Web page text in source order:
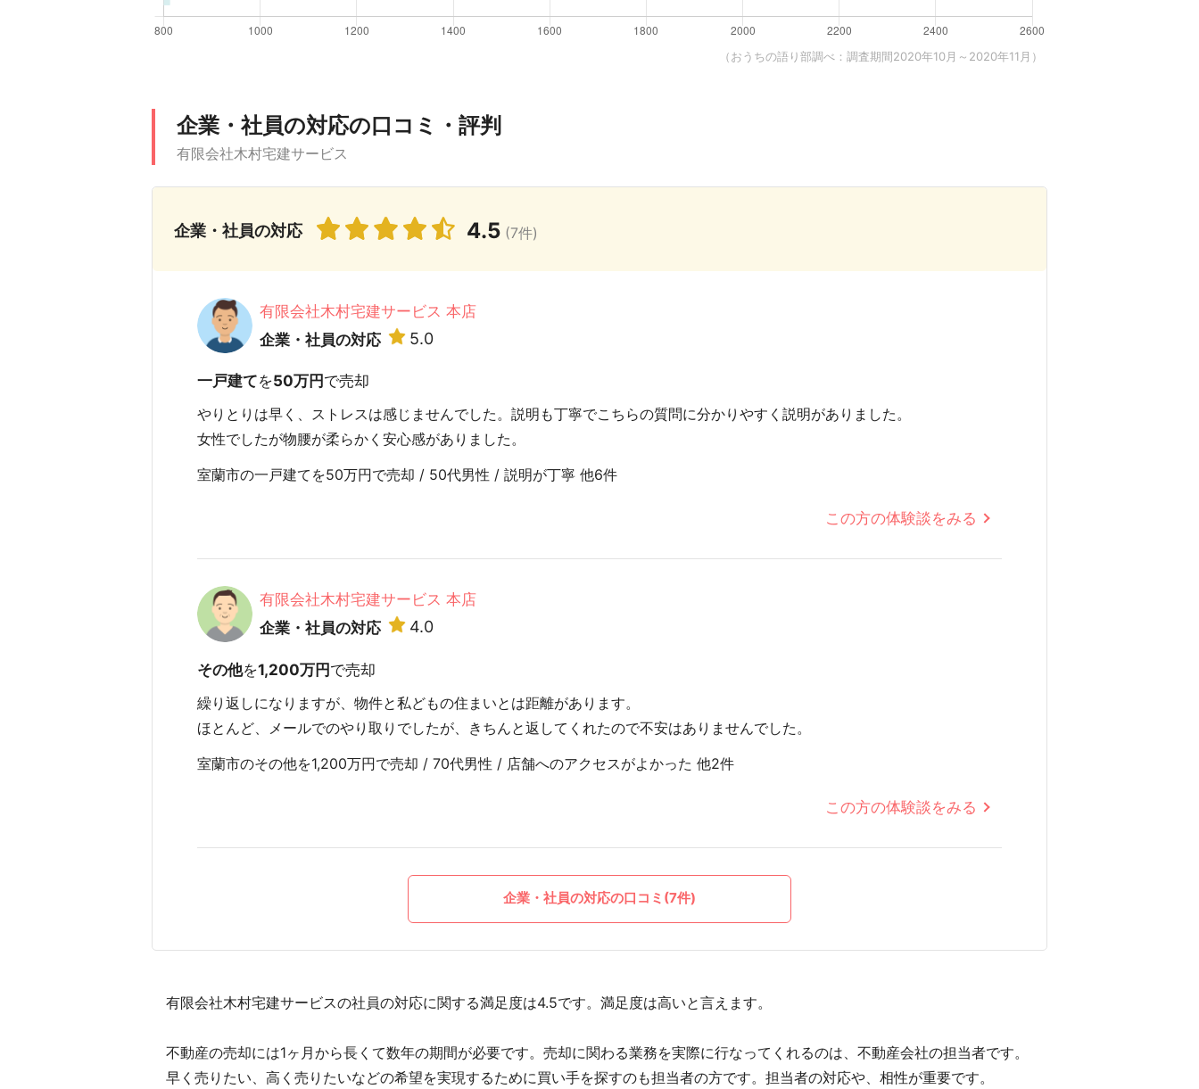
（おうちの語り部調べ：調査期間2020年10月～2020年11月）
企業・社員の対応の口コミ・評判
有限会社木村宅建サービス
企業・社員の対応 4.5 (7件)
有限会社木村宅建サービス 本店
企業・社員の対応
5.0
一戸建てを50万円 で売却
やりとりは早く、ストレスは感じませんでした。説明も丁寧でこちらの質問に分かりやすく説明がありました。
女性でしたが物腰が柔らかく安心感がありました。
室蘭市の一戸建てを50万円で売却 / 50代男性 / 説明が丁寧 他6件
この方の体験談をみる
有限会社木村宅建サービス 本店
企業・社員の対応
4.0
その他を1,200万円で売却
繰り返しになりますが、物件と私どもの住まいとは距離があります。
ほとんど、メールでのやり取りでしたが、きちんと返してくれたので不安はありませんでした。
室蘭市のその他を1,200万円で売却 / 70代男性 / 店舗へのアクセスがよかった 他2件
この方の体験談をみる
企業・社員の対応の口コミ(7件)
有限会社木村宅建サービスの社員の対応に関する満足度は4.5です。満足度は高いと言えます。
不動産の売却には1ヶ月から長くて数年の期間が必要です。売却に関わる業務を実際に行なってくれるのは、不動産会社の担当者です。
早く売りたい、高く売りたいなどの希望を実現するために買い手を探すのも担当者の方です。担当者の対応や、相性が重要です。